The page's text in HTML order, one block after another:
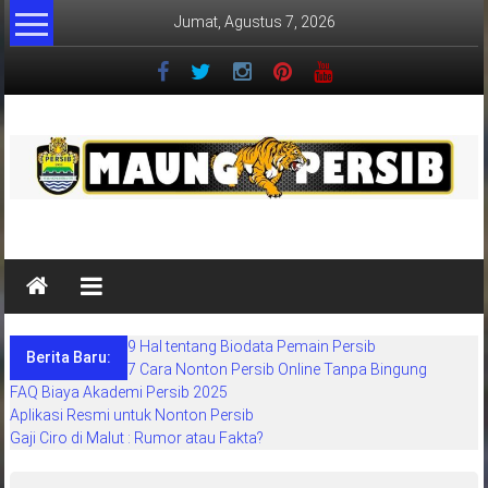
Lompat
ke
Jumat, Agustus 7, 2026
Maung
Persib
situs
berita
khusus
sepakbola
Berita Baru:
9 Hal tentang Biodata Pemain Persib
7 Cara Nonton Persib Online Tanpa Bingung
FAQ Biaya Akademi Persib 2025
Aplikasi Resmi untuk Nonton Persib
Gaji Ciro di Malut : Rumor atau Fakta?